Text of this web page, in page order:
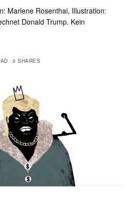
Marlene Rosenthal, Illustration:
Donald Trump. Kein
0 SHARES